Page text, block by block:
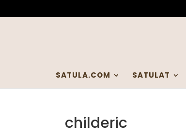
SATULA.COM SATULAT
childeric